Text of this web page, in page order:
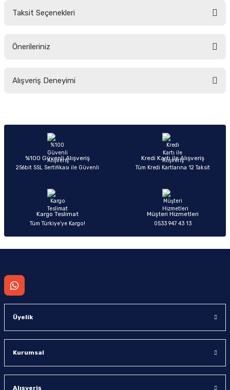
Taksit Seçenekleri
Önerileriniz
yetersiz gördüğünüz noktaları öneri formunu kullanarak tarafımıza
Ürün açıklamasında eksik bilgiler bulunuyor.
Ürün bilgilerinde hatalar bulunuyor.
Ürün fiyatı diğer sitelerden daha pahalı.
Alışveriş Deneyimi
Sitemize ilk yorumu siz yapın!
%100 Güvenli Alışveriş
256bit SSL Sertifikası ile Güvenli
Kredi Kartı ile Alışveriş
Tüm Kredi Kartlarına 12 Taksit
Kargo Teslimat
Tüm Türkiye’ye Kargo!
Müşteri Hizmetleri
0533 947 43 13
Üyelik
Kurumsal
Alışveriş